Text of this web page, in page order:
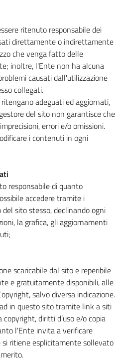
ritenuto responsabile dei
direttamente o indirettamente
che venga fatto delle
inoltre, l'Ente non ha alcuna
causati dall'utilizzazione
collegati.
adeguati ed aggiornati,
del sito non garantisce che
errori e/o omissioni.
i contenuti in ogni
responsabile di quanto
accedere tramite i
sito stesso, declinando ogni
la grafica, gli aggiornamenti
scaricabile dal sito e reperibile
e gratuitamente disponibili, alle
salvo diversa indicazione.
in questo sito tramite link a siti
diritti d’uso e/o copia
l'Ente invita a verificare
ritiene esplicitamente sollevato